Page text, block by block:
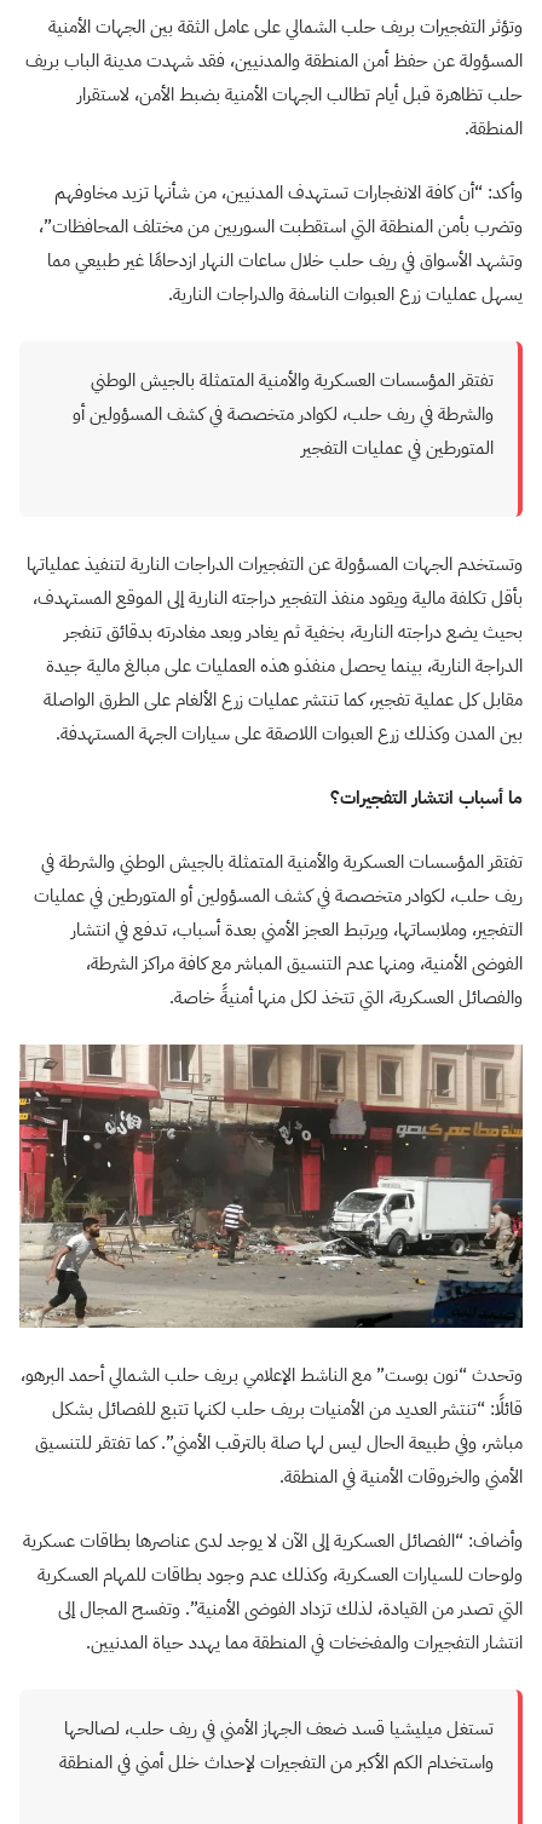
وتؤثر التفجيرات بريف حلب الشمالي على عامل الثقة بين الجهات الأمنية
المسؤولة عن حفظ أمن المنطقة والمدنيين، فقد شهدت مدينة الباب بريف
حلب تظاهرة قبل أيام تطالب الجهات الأمنية بضبط الأمن، لاستقرار
المنطقة.
وأكد: “أن كافة الانفجارات تستهدف المدنيين، من شأنها تزيد مخاوفهم
وتضرب بأمن المنطقة التي استقطبت السوريين من مختلف المحافظات”،
وتشهد الأسواق في ريف حلب خلال ساعات النهار ازدحامًا غير طبيعي مما
يسهل عمليات زرع العبوات الناسفة والدراجات النارية.
تفتقر المؤسسات العسكرية والأمنية المتمثلة بالجيش الوطني
والشرطة في ريف حلب، لكوادر متخصصة في كشف المسؤولين أو
المتورطين في عمليات التفجير
وتستخدم الجهات المسؤولة عن التفجيرات الدراجات النارية لتنفيذ عملياتها
بأقل تكلفة مالية ويقود منفذ التفجير دراجته النارية إلى الموقع المستهدف،
بحيث يضع دراجته النارية، بخفية ثم يغادر وبعد مغادرته بدقائق تنفجر
الدراجة النارية، بينما يحصل منفذو هذه العمليات على مبالغ مالية جيدة
مقابل كل عملية تفجير، كما تنتشر عمليات زرع الألغام على الطرق الواصلة
بين المدن وكذلك زرع العبوات اللاصقة على سيارات الجهة المستهدفة.
ما أسباب انتشار التفجيرات؟
تفتقر المؤسسات العسكرية والأمنية المتمثلة بالجيش الوطني والشرطة في
ريف حلب، لكوادر متخصصة في كشف المسؤولين أو المتورطين في عمليات
التفجير، وملابساتها، ويرتبط العجز الأمني بعدة أسباب، تدفع في انتشار
الفوضى الأمنية، ومنها عدم التنسيق المباشر مع كافة مراكز الشرطة،
والفصائل العسكرية، التي تتخذ لكل منها أمنيةً خاصة.
وتحدث “نون بوست” مع الناشط الإعلامي بريف حلب الشمالي أحمد البرهو،
قائلًا: “تنتشر العديد من الأمنيات بريف حلب لكنها تتبع للفصائل بشكل
مباشر، وفي طبيعة الحال ليس لها صلة بالترقب الأمني”. كما تفتقر للتنسيق
الأمني والخروقات الأمنية في المنطقة.
وأضاف: “الفصائل العسكرية إلى الآن لا يوجد لدى عناصرها بطاقات عسكرية
ولوحات للسيارات العسكرية، وكذلك عدم وجود بطاقات للمهام العسكرية
التي تصدر من القيادة، لذلك تزداد الفوضى الأمنية”. وتفسح المجال إلى
انتشار التفجيرات والمفخخات في المنطقة مما يهدد حياة المدنيين.
تستغل ميليشيا قسد ضعف الجهاز الأمني في ريف حلب، لصالحها
واستخدام الكم الأكبر من التفجيرات لإحداث خلل أمني في المنطقة